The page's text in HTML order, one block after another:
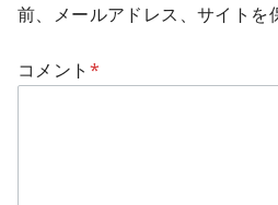
前、メールアドレス、サイトを
コメント *